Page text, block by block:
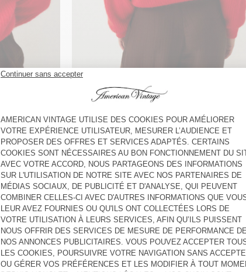
PULL FEMME EAST
135 €
-30% 94,50 €
PULL FEMME EAST
135 €
-30% 94,50 €